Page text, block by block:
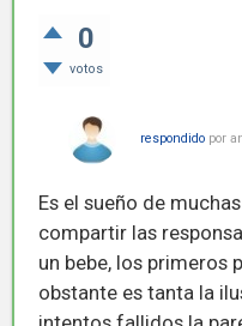
0
votos
respondido por
Es el sueño de
compartir las
un bebe, los primeros
obstante es tanta la